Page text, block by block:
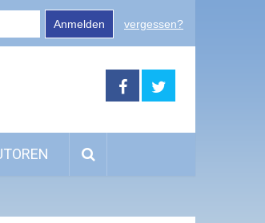
Anmelden vergessen?